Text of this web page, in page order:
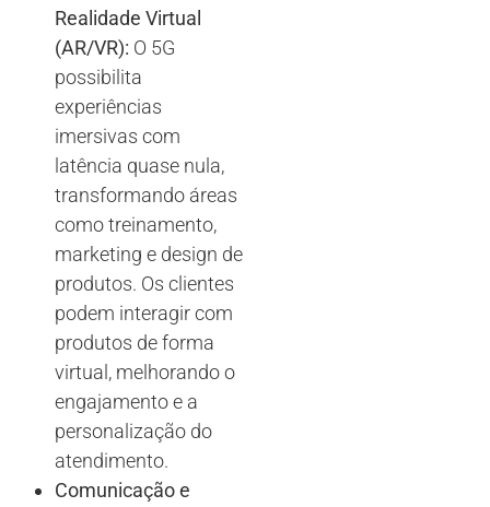
Realidade Virtual
(AR/VR): O 5G
possibilita
experiências
imersivas com
latência quase nula,
transformando áreas
como treinamento,
marketing e design de
produtos. Os clientes
podem interagir com
produtos de forma
virtual, melhorando o
engajamento e a
personalização do
atendimento.
Comunicação e